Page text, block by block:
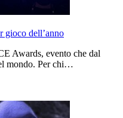
dell’anno
Awards, evento che dal
mondo. Per chi…